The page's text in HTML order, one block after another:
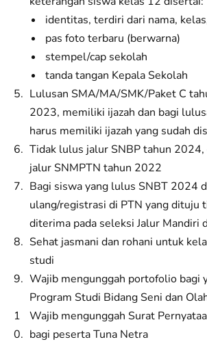
identitas, terdiri dari nama,
pas foto terbaru (berwarna)
stempel/cap sekolah
tanda tangan Kepala Sekolah
Lulusan SMA/MA/SMK/Paket C
2023, memiliki ijazah dan bagi
harus memiliki ijazah yang sudah
Tidak lulus jalur SNBP tahun
jalur SNMPTN tahun 2022
Bagi siswa yang lulus SNBT 2024
ulang/registrasi di PTN yang dituju
diterima pada seleksi Jalur Mandiri
Sehat jasmani dan rohani untuk
studi
Wajib mengunggah portofolio bagi
Program Studi Bidang Seni dan
Wajib mengunggah Surat
bagi peserta Tuna Netra